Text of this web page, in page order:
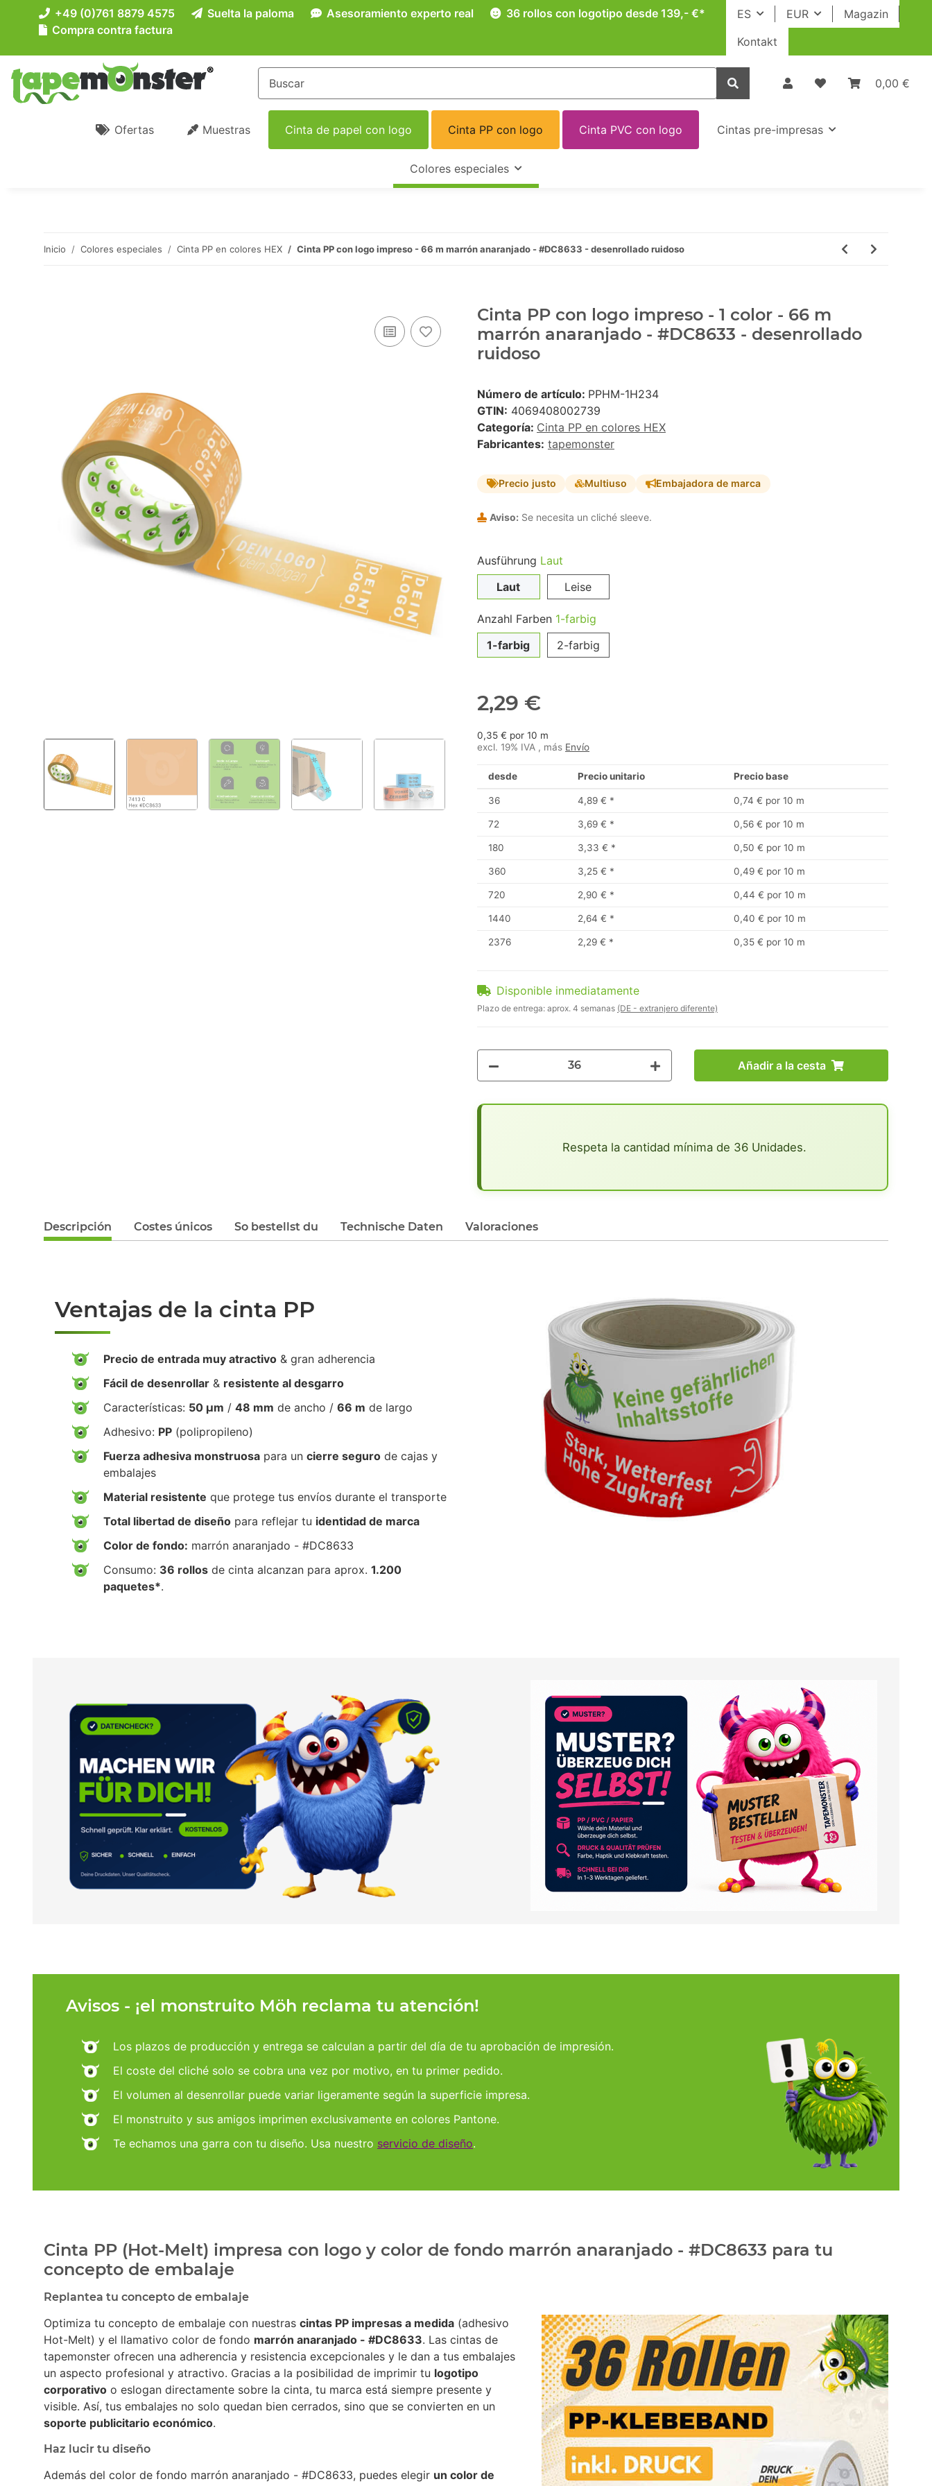
ES EUR
Magazin
Kontakt
+49 (0)761 8879 4575 Suelta la paloma Asesoramiento experto real
36 rollos con logotipo desde 139,- €*
Compra contra factura
0,00 €
Ofertas Muestras Cinta de papel con logo Cinta PP con logo Cinta PVC con logo Cintas pre-impresas
Colores especiales
Inicio Colores especiales Cinta PP en colores HEX Cinta PP con logo impreso - 66 m marrón anaranjado - #DC8633 - desenrollado ruidoso
Cinta PP con logo impreso - 1 color - 66 m
marrón anaranjado - #DC8633 - desenrollado
ruidoso
Número de artículo: PPHM-1H234
GTIN: 4069408002739
Categoría: Cinta PP en colores HEX
Fabricantes: tapemonster
Precio justo Multiuso Embajadora de marca
Aviso: Se necesita un cliché sleeve.
Ausführung Laut
Laut
Leise
Anzahl Farben 1-farbig
1-farbig
2-farbig
2,29 €
0,35 € por 10 m
excl. 19% IVA , más Envío
desde Precio unitario Precio base
36 4,89 € * 0,74 € por 10 m
72 3,69 € * 0,56 € por 10 m
180 3,33 € * 0,50 € por 10 m
360 3,25 € * 0,49 € por 10 m
720 2,90 € * 0,44 € por 10 m
1440 2,64 € * 0,40 € por 10 m
2376 2,29 € * 0,35 € por 10 m
Disponible inmediatamente
Plazo de entrega: aprox. 4 semanas (DE - extranjero diferente)
Añadir a la cesta
Respeta la cantidad mínima de 36 Unidades.
Descripción Costes únicos So bestellst du Technische Daten Valoraciones
Ventajas de la cinta PP
Precio de entrada muy atractivo & gran adherencia
Fácil de desenrollar & resistente al desgarro
Características: 50 µm / 48 mm de ancho / 66 m de largo
Adhesivo: PP (polipropileno)
Fuerza adhesiva monstruosa para un cierre seguro de cajas y
embalajes
Material resistente que protege tus envíos durante el transporte
Total libertad de diseño para reflejar tu identidad de marca
Color de fondo: marrón anaranjado - #DC8633
Consumo: 36 rollos de cinta alcanzan para aprox. 1.200
paquetes*.
Avisos - ¡el monstruito Möh reclama tu atención!
Los plazos de producción y entrega se calculan a partir del día de tu aprobación de impresión.
El coste del cliché solo se cobra una vez por motivo, en tu primer pedido.
El volumen al desenrollar puede variar ligeramente según la superficie impresa.
El monstruito y sus amigos imprimen exclusivamente en colores Pantone.
Te echamos una garra con tu diseño. Usa nuestro servicio de diseño.
Cinta PP (Hot-Melt) impresa con logo y color de fondo marrón anaranjado - #DC8633 para tu
concepto de embalaje
Replantea tu concepto de embalaje
Optimiza tu concepto de embalaje con nuestras cintas PP impresas a medida (adhesivo
Hot-Melt) y el llamativo color de fondo marrón anaranjado - #DC8633. Las cintas de
tapemonster ofrecen una adherencia y resistencia excepcionales y le dan a tus embalajes
un aspecto profesional y atractivo. Gracias a la posibilidad de imprimir tu logotipo
corporativo o eslogan directamente sobre la cinta, tu marca está siempre presente y
visible. Así, tus embalajes no solo quedan bien cerrados, sino que se convierten en un
soporte publicitario económico.
Haz lucir tu diseño
Además del color de fondo marrón anaranjado - #DC8633, puedes elegir un color de